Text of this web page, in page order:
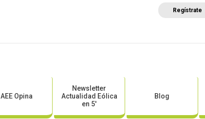
Regístrate
AEE Opina
Newsletter
Actualidad Eólica
en 5′
Blog